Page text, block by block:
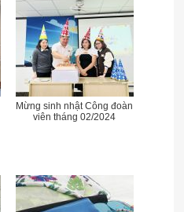
Mừng sinh nhật Công đoàn
viên tháng 02/2024